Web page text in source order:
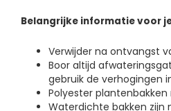
Belangrijke informatie voor
Verwijder na ontvangst
Boor altijd
gebruik de verhogingen
Polyester
Waterdichte bakken zijn